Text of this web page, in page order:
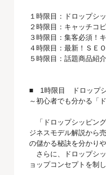
１時限目：ドロップシ
２時限目：キャッチコ
３時限目：集客必須！
４時限目：最新！ＳＥ
５時限目：話題商品紹
■ 1時限目 ドロップシ
～初心者でも分かる「
「ドロップシッピン
ジネスモデル解説から
の儲かる秘訣を分かり
さらに、ドロップシ
ョップコンセプトを制